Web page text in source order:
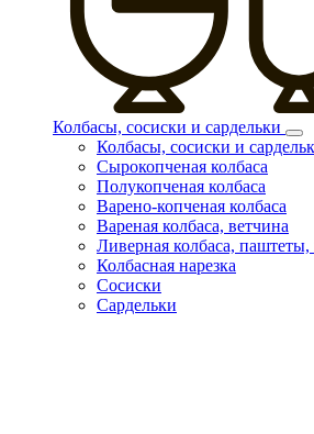
Колбасы, сосиски и сардельки
Колбасы, сосиски и
Сырокопченая колбаса
Полукопченая колбаса
Варено-копченая колбаса
Вареная колбаса, ветчина
Ливерная колбаса,
Колбасная нарезка
Сосиски
Сардельки